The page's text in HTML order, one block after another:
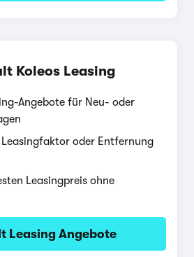
Koleos Leasing
Angebote für Neu- oder
Leasingfaktor oder Entfernung
Leasingpreis ohne
Leasing Angebote